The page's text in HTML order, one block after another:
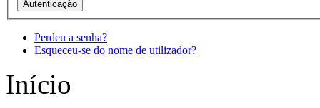
Perdeu a senha?
Esqueceu-se do nome de utilizador?
Início